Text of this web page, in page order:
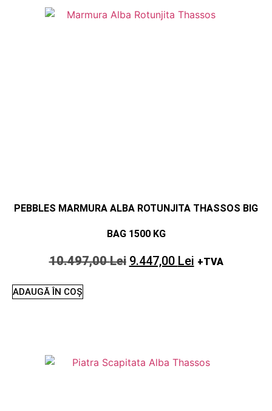
PEBBLES MARMURA ALBA ROTUNJITA THASSOS BIG
BAG 1500 KG
10.497,00Lei 9.447,00 Lei +TVA
ADAUGĂ ÎN COȘ